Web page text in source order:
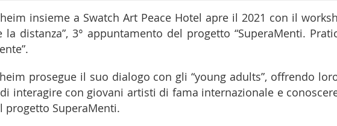
insieme a Swatch Art Peace Hotel apre il 2021 con il
la distanza”, 3° appuntamento del progetto “SuperaMenti.
prosegue il suo dialogo con gli “young adults”, offrendo
interagire con giovani artisti di fama internazionale e
progetto SuperaMenti.